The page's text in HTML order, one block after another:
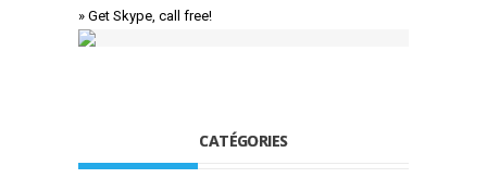
» Get Skype, call free!
CATÉGORIES